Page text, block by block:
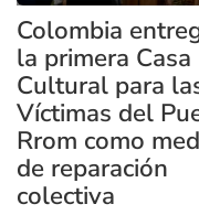
Colombia
la primera Casa
Cultural para
Víctimas del
Rrom como
de reparación
colectiva